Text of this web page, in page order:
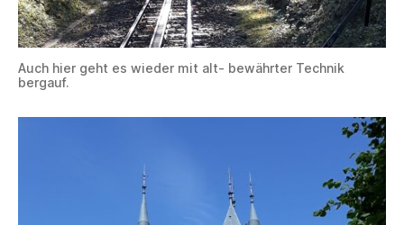
Auch hier geht es wieder mit alt- bewährter Technik
bergauf.